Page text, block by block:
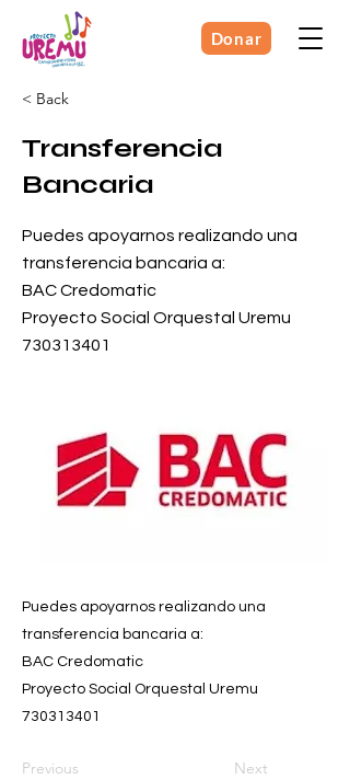
Donar
< Back
Transferencia
Bancaria
Puedes apoyarnos realizando una
transferencia bancaria a:
BAC Credomatic
Proyecto Social Orquestal Uremu
730313401
Puedes apoyarnos realizando una
transferencia bancaria a:
BAC Credomatic
Proyecto Social Orquestal Uremu
730313401
Previous Next